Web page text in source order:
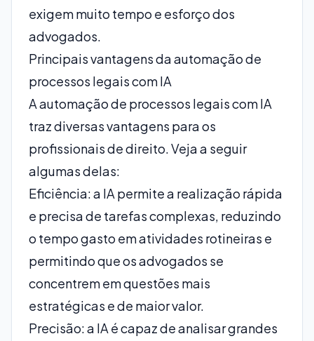
exigem muito tempo e esforço dos
advogados.
Principais vantagens da automação de
processos legais com IA
A automação de processos legais com IA
traz diversas vantagens para os
profissionais de direito. Veja a seguir
algumas delas:
Eficiência: a IA permite a realização rápida
e precisa de tarefas complexas, reduzindo
o tempo gasto em atividades rotineiras e
permitindo que os advogados se
concentrem em questões mais
estratégicas e de maior valor.
Precisão: a IA é capaz de analisar grandes